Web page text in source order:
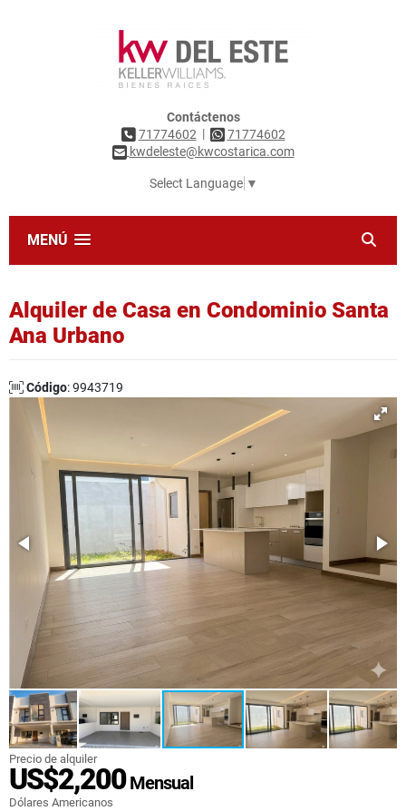
Contáctenos
71774602 |
71774602
kwdeleste@kwcostarica.com
Select Language ▼
MENÚ
Alquiler de Casa en Condominio Santa
Ana Urbano
Código: 9943719
Precio de alquiler
US$2,200Mensual
Dólares Americanos